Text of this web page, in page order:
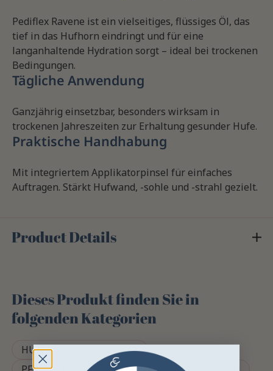
Pediflex Ravene ist ein vielseitiges, flüssiges Öl, das
tief in das Hufhorn eindringt und für eine
langanhaltende Hydration sorgt – ideal bei trockenen
Bedingungen.
Tägliche Anwendung
Ganzjährig einsetzbar, besonders wirksam in
trockenen Jahreszeiten zur Erhaltung gesunder Hufe.
Praktische Handhabung
Mit integriertem Applikatorpinsel für einfaches
Auftragen. Stärkt Hufwand, -sohle und -strahl gezielt.
Product Details
Dieses Produkt finden Sie in
folgenden Kategorien
HUFSALBEN UND -FETTE